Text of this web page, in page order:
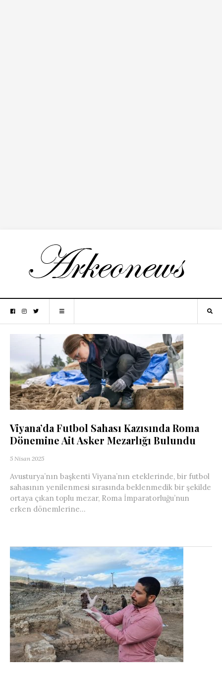
Viyana’da Futbol Sahası Kazısında Roma
Dönemine Ait Asker Mezarlığı Bulundu
5 Nisan 2025
Avusturya’nın başkenti Viyana’nın eteklerinde, bir futbol
sahasının yenilenmesi sırasında beklenmedik bir şekilde
ortaya çıkan toplu mezar, Roma İmparatorluğu’nun
erken dönemlerine...